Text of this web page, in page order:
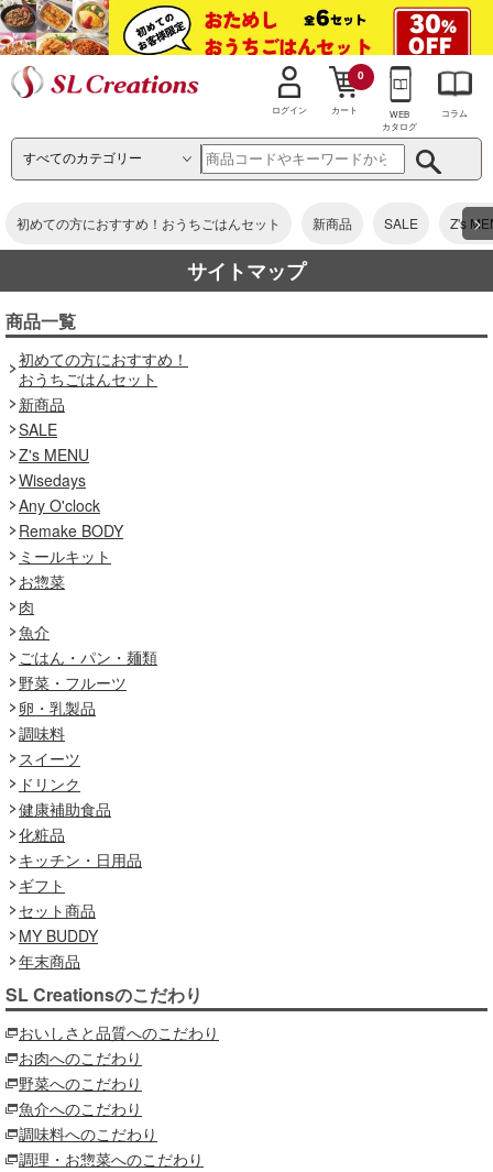
ログイン カート
0
WEB
カタログ
コラム
初めての方におすすめ！おうちごはんセット 新商品 SALE Z's >
サイトマップ
商品一覧
初めての方におすすめ！
おうちごはんセット
新商品
SALE
Z's MENU
Wisedays
Any O'clock
Remake BODY
ミールキット
お惣菜
肉
魚介
ごはん・パン・麺類
野菜・フルーツ
卵・乳製品
調味料
スイーツ
ドリンク
健康補助食品
化粧品
キッチン・日用品
ギフト
セット商品
MY BUDDY
年末商品
SL Creationsのこだわり
おいしさと品質へのこだわり
お肉へのこだわり
野菜へのこだわり
魚介へのこだわり
調味料へのこだわり
調理・お惣菜へのこだわり